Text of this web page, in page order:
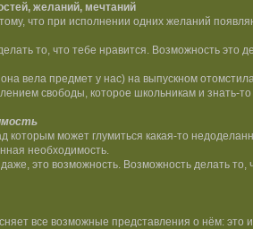
желаний, мечтаний
что при исполнении одних желаний
то, что тебе нравится. Возможность это
вела предмет у нас) на выпускном
свободы, которое школьникам и знать-
которым может глумиться какая-то
необходимость.
это возможность. Возможность делать
все возможные представления о нём: это